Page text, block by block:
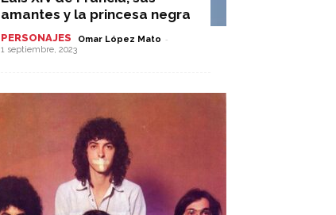
amantes y la princesa negra
PERSONAJES Omar López Mato -
1 septiembre, 2023